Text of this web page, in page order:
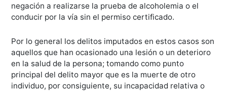
negación a realizarse la prueba de alcoholemia o el
conducir por la vía sin el permiso certificado.
Por lo general los delitos imputados en estos casos son
aquellos que han ocasionado una lesión o un deterioro
en la salud de la persona; tomando como punto
principal del delito mayor que es la muerte de otro
individuo, por consiguiente, su incapacidad relativa o